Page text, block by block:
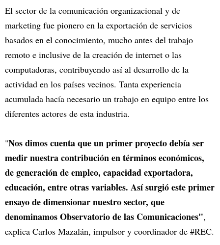
El sector de la comunicación organizacional y de
marketing fue pionero en la exportación de servicios
basados en el conocimiento, mucho antes del trabajo
remoto e inclusive de la creación de internet o las
computadoras, contribuyendo así al desarrollo de la
actividad en los países vecinos. Tanta experiencia
acumulada hacía necesario un trabajo en equipo entre los
diferentes actores de esta industria.
"Nos dimos cuenta que un primer proyecto debía ser
medir nuestra contribución en términos económicos,
de generación de empleo, capacidad exportadora,
educación, entre otras variables. Así surgió este primer
ensayo de dimensionar nuestro sector, que
denominamos Observatorio de las Comunicaciones",
explica Carlos Mazalán, impulsor y coordinador de #REC.